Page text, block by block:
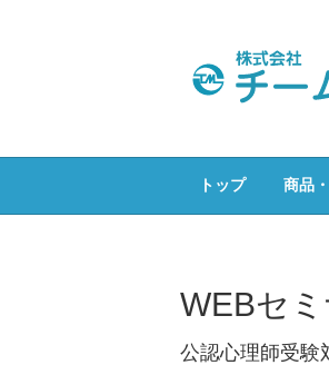
トップ 商品
WEBセ
公認心理師受験